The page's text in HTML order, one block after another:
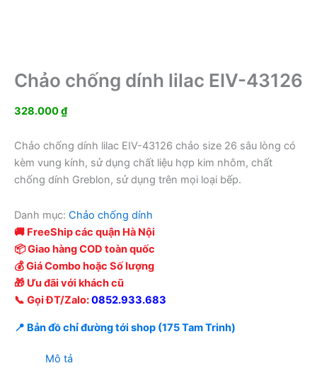
Chảo chống dính lilac EIV-43126
328.000₫
Chảo chống dính lilac EIV-43126 chảo size 26 sâu lòng có
kèm vung kính, sử dụng chất liệu hợp kim nhôm, chất
chống dính Greblon, sử dụng trên mọi loại bếp.
Danh mục: Chảo chống dính
🚚 FreeShip các quận Hà Nội
📦 Giao hàng COD toàn quốc
💰 Giá Combo hoặc Số lượng
🎁 Ưu đãi với khách cũ
📞 Gọi ĐT/Zalo:0852.933.683
📍 Bản đồ chỉ đường tới shop (175 Tam Trinh)
Mô tả